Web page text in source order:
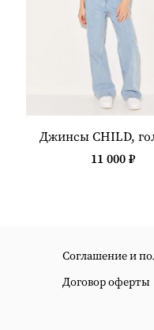
Джинсы CHILD,
11 000 ₽
Соглашение и
Договор оферты